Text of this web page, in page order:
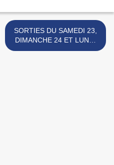
SORTIES DU SAMEDI 23,
DIMANCHE 24 ET LUNDI
25 DECEMBRE 2023. >